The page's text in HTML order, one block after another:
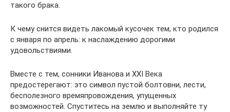
такого брака.
К чему снится видеть лакомый кусочек тем, кто родился
с января по апрель: к наслаждению дорогими
удовольствиями.
Вместе с тем, сонники Иванова и XXI Века
предостерегают: это символ пустой болтовни, лести,
бесполезного времяпровождения, упущенных
возможностей. Спуститесь на землю и выполняйте ту